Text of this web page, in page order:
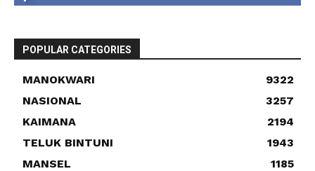
POPULAR CATEGORIES
MANOKWARI
9322
NASIONAL
3257
KAIMANA
2194
TELUK BINTUNI
1943
MANSEL
1185